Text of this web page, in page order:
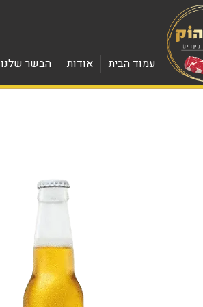
עמוד הבית אודות הבשר שלנו